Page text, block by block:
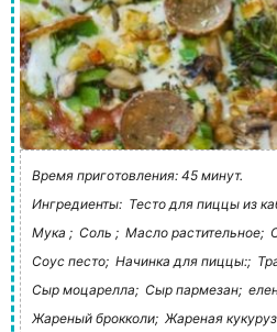
Время приготовления: 45 минут.
Ингредиенты: Тесто для пиццы из
Мука ; Соль ; Масло растительное;
Соус песто; Начинка для пиццы:;
Сыр моцарелла; Сыр пармезан;
Жареный брокколи; Жареная